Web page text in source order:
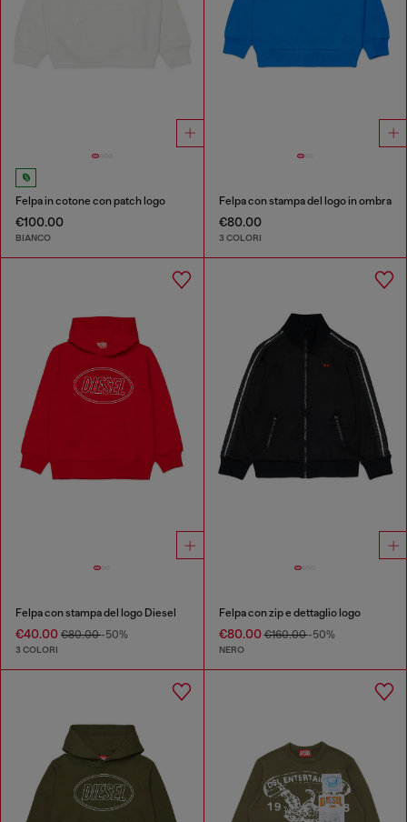
Felpa in cotone con patch logo
€100.00
BIANCO
Felpa con stampa del logo in ombra
€80.00
3 COLORI
Felpa con stampa del logo Diesel
€40.00 €80.00-50%
3 COLORI
Felpa con zip e dettaglio logo
€80.00€160.00-50%
NERO